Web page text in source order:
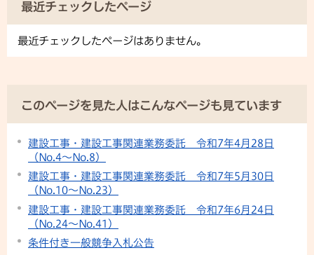
最近チェックしたページ
最近チェックしたページはありません。
このページを見た人はこんなページも見ています
建設工事・建設工事関連業務委託 令和7年4月28日
（No.4〜No.8）
建設工事・建設工事関連業務委託 令和7年5月30日
（No.10〜No.23）
建設工事・建設工事関連業務委託 令和7年6月24日
（No.24〜No.41）
条件付き一般競争入札公告